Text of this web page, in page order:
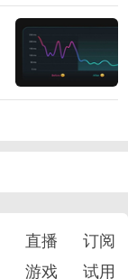
直播
订阅
游戏 试用